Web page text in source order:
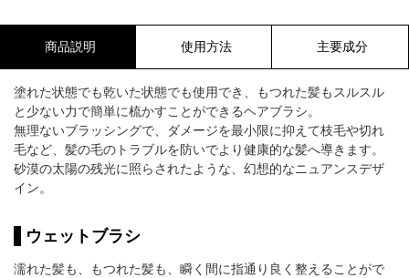
商品説明 使用方法 主要成分
塗れた状態でも乾いた状態でも使用でき、もつれた髪もスルスル
と少ない力で簡単に梳かすことができるヘアブラシ。
無理ないブラッシングで、ダメージを最小限に抑えて枝毛や切れ
毛など、髪の毛のトラブルを防いでより健康的な髪へ導きます。
砂漠の太陽の残光に照らされたような、幻想的なニュアンスデザ
イン。
ウェットブラシ
濡れた髪も、もつれた髪も、瞬く間に指通り良く整えることがで